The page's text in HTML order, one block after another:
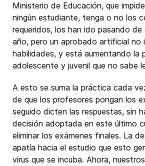
Ministerio de Educación, que
ningún estudiante, tenga o no los
requeridos, los han ido pasando
año, pero un aprobado artificial no
habilidades, y está aumentando la
adolescente y juvenil que no sabe
A esto se suma la práctica cada
de que los profesores pongan los
seguido dicten las respuestas, sin
decisión adoptada en este último
eliminar los exámenes finales. La
apatía hacia el estudio que esto
virus que se incuba. Ahora,